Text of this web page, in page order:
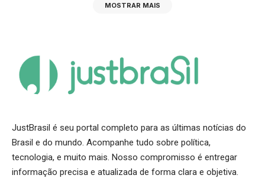
MOSTRAR MAIS
JustBrasil é seu portal completo para as últimas notícias do
Brasil e do mundo. Acompanhe tudo sobre política,
tecnologia, e muito mais. Nosso compromisso é entregar
informação precisa e atualizada de forma clara e objetiva.